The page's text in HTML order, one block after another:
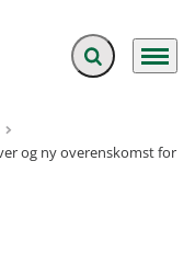
Fold søgefelt ud
Menu
og ny overenskomst for